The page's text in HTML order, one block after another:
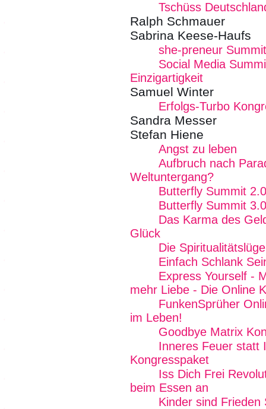
Tschüss
Ralph Schmauer
Sabrina Keese-Haufs
she-preneur
Social Media
Einzigartigkeit
Samuel Winter
Erfolgs-Turbo
Sandra Messer
Stefan Hiene
Angst zu leben
Aufbruch nach
Weltuntergang?
Butterfly Summit 2.0
Butterfly Summit 3.0
Das Karma des
Glück
Die
Einfach Schlank
Express Yourself -
mehr Liebe - Die Online
FunkenSprüher
im Leben!
Goodbye Matrix
Inneres Feuer statt
Kongresspaket
Iss Dich Frei
beim Essen an
Kinder sind Frieden